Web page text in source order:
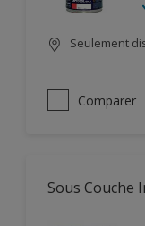
Seulement
Comparer
Sous Couche